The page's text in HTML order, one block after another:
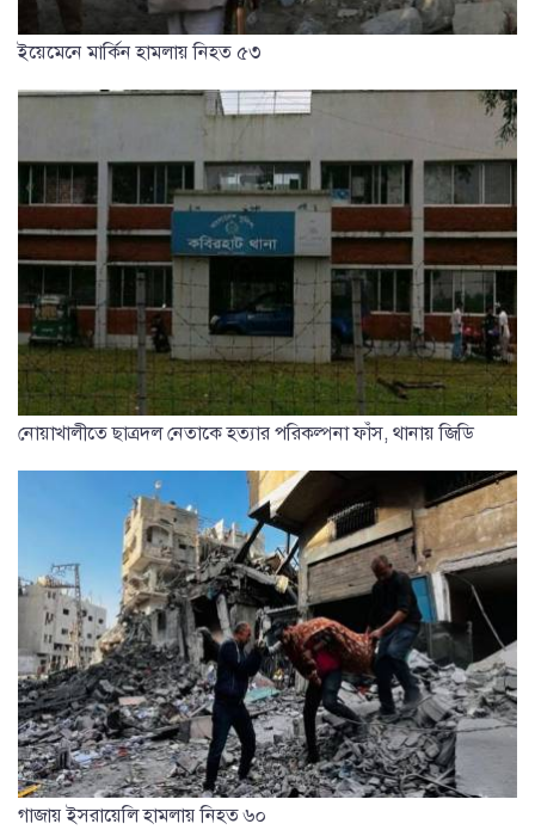
ইয়েমেনে মার্কিন হামলায় নিহত ৫৩
নোয়াখালীতে ছাত্রদল নেতাকে হত্যার পরিকল্পনা ফাঁস, থানায় জিডি
গাজায় ইসরায়েলি হামলায় নিহত ৬০